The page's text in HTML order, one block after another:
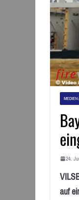
24.
auf